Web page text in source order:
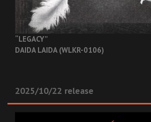
“LEGACY”
DAIDA LAIDA (WLKR-0106)
2025/10/22 release